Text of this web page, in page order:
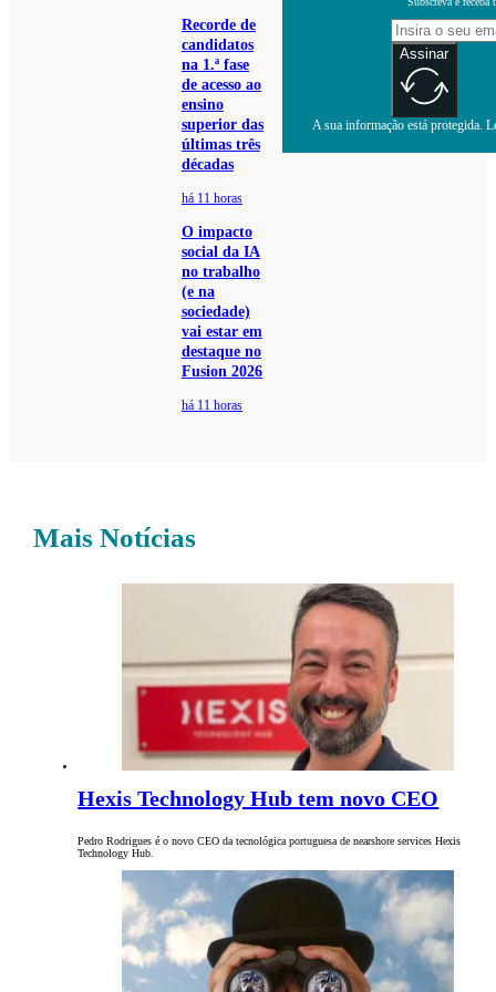
Recorde de
candidatos
na 1.ª fase
de acesso ao
ensino
superior das
últimas três
décadas
há 11 horas
O impacto
social da IA
no trabalho
(e na
sociedade)
vai estar em
destaque no
Fusion 2026
há 11 horas
Assinar
A sua informação está protegida.
Mais Notícias
Hexis Technology Hub tem novo CEO
Pedro Rodrigues é o novo CEO da tecnológica portuguesa de nearshore services Hexis
Technology Hub.